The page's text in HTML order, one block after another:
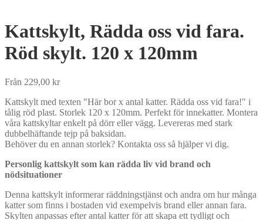
Kattskylt, Rädda oss vid fara.
Röd skylt. 120 x 120mm
Från 229,00 kr
Kattskylt med texten "Här bor x antal katter. Rädda oss vid fara!" i
tålig röd plast. Storlek 120 x 120mm. Perfekt för innekatter. Montera
våra kattskyltar enkelt på dörr eller vägg. Levereras med stark
dubbelhäftande tejp på baksidan.
Behöver du en annan storlek? Kontakta oss så hjälper vi dig.
Personlig kattskylt som kan rädda liv vid brand och
nödsituationer
Denna kattskylt informerar räddningstjänst och andra om hur många
katter som finns i bostaden vid exempelvis brand eller annan fara.
Skylten anpassas efter antal katter för att skapa ett tydligt och